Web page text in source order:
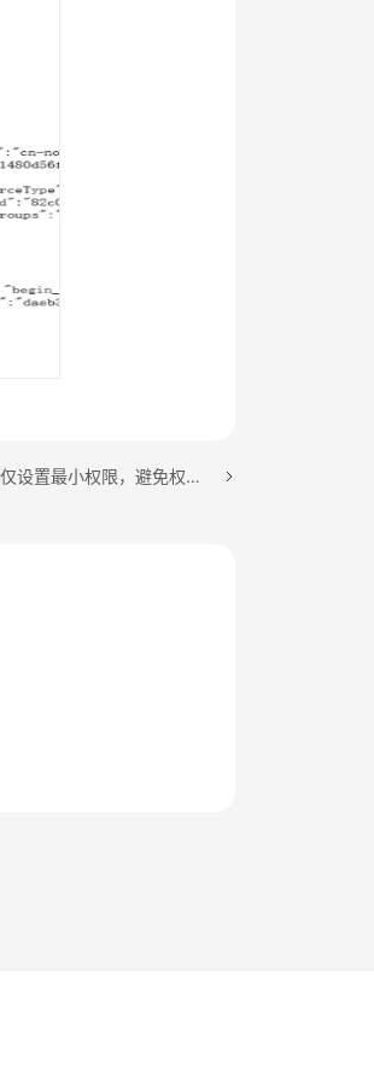
下一篇：建议对不同角色的IAM用户仅设置最小权限，避免权限过大导致数据泄露